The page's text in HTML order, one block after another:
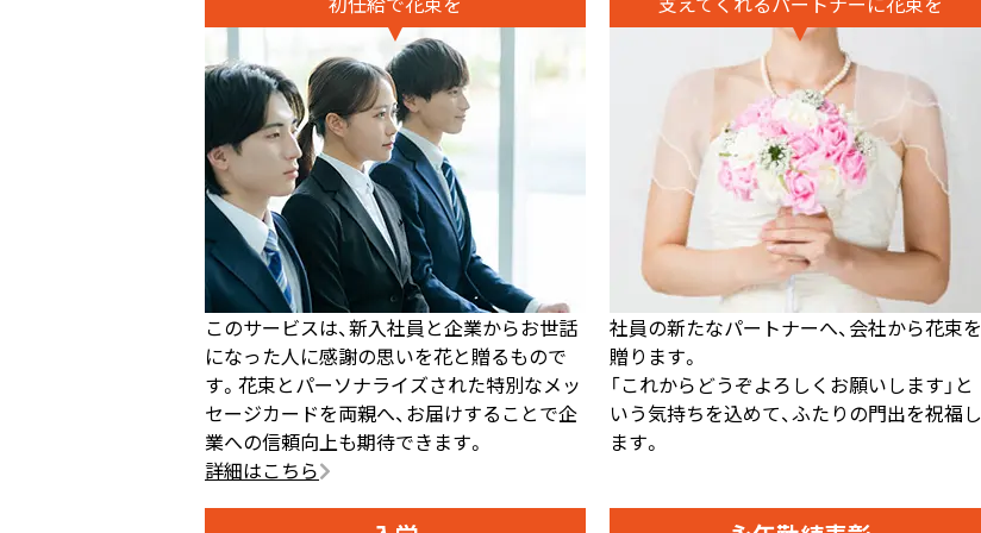
このサービスは、新入社員と企業からお世話
になった人に感謝の思いを花と贈るもので
す。花束とパーソナライズされた特別なメッ
セージカードを両親へ、お届けすることで企
業への信頼向上も期待できます。
詳細はこちら
社員の新たなパートナーへ、会社から花束を
贈ります。
「これからどうぞよろしくお願いします」と
いう気持ちを込めて、ふたりの門出を祝福し
ます。